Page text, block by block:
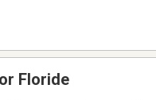
Floride